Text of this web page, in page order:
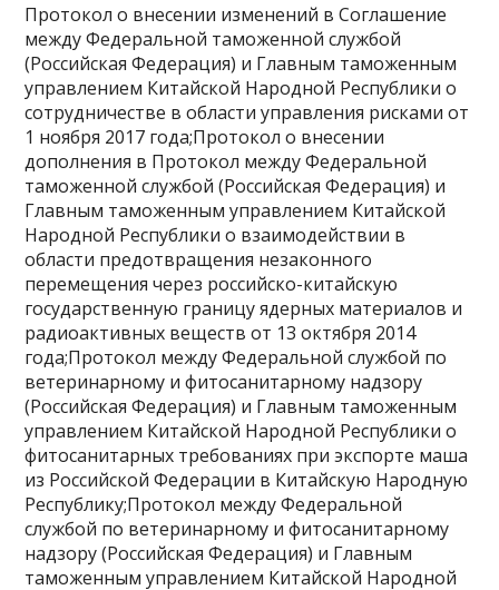
Протокол о внесении изменений в Соглашение
между Федеральной таможенной службой
(Российская Федерация) и Главным таможенным
управлением Китайской Народной Республики о
сотрудничестве в области управления рисками от
1 ноября 2017 года;Протокол о внесении
дополнения в Протокол между Федеральной
таможенной службой (Российская Федерация) и
Главным таможенным управлением Китайской
Народной Республики о взаимодействии в
области предотвращения незаконного
перемещения через российско-китайскую
государственную границу ядерных материалов и
радиоактивных веществ от 13 октября 2014
года;Протокол между Федеральной службой по
ветеринарному и фитосанитарному надзору
(Российская Федерация) и Главным таможенным
управлением Китайской Народной Республики о
фитосанитарных требованиях при экспорте маша
из Российской Федерации в Китайскую Народную
Республику;Протокол между Федеральной
службой по ветеринарному и фитосанитарному
надзору (Российская Федерация) и Главным
таможенным управлением Китайской Народной